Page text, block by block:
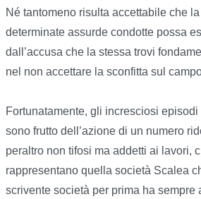
Né tantomeno risulta accettabile che
determinate assurde condotte possa
dall’accusa che la stessa trovi
nel non accettare la sconfitta sul
Fortunatamente, gli incresciosi
sono frutto dell’azione di un numero
peraltro non tifosi ma addetti ai lavori,
rappresentano quella società Scalea
scrivente società per prima ha sempre